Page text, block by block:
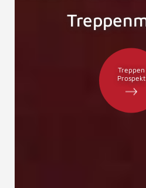
Treppen
Prospekt